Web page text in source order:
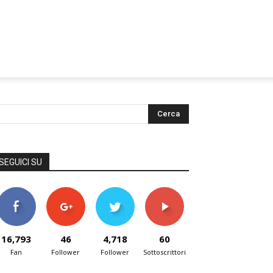
SU
16,793
Fan
46
Follower
4,718
Follower
60
Sottoscrittori